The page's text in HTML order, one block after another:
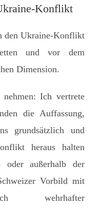
Konflikt
den Ukraine-Konflikt
und vor dem
Dimension.
Ich vertrete
die Auffassung,
grundsätzlich und
heraus halten
außerhalb der
Vorbild mit
wehrhafter